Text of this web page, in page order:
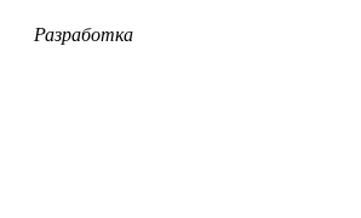
Разработка